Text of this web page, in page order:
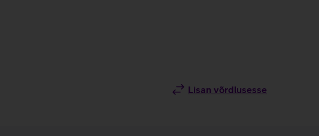
Lisan võrdlusesse